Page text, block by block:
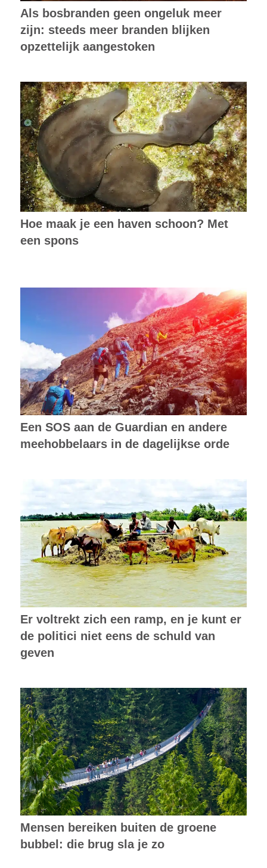
Als bosbranden geen ongeluk meer
zijn: steeds meer branden blijken
opzettelijk aangestoken
Hoe maak je een haven schoon? Met
een spons
Een SOS aan de Guardian en andere
meehobbelaars in de dagelijkse orde
Er voltrekt zich een ramp, en je kunt er
de politici niet eens de schuld van
geven
Mensen bereiken buiten de groene
bubbel: die brug sla je zo